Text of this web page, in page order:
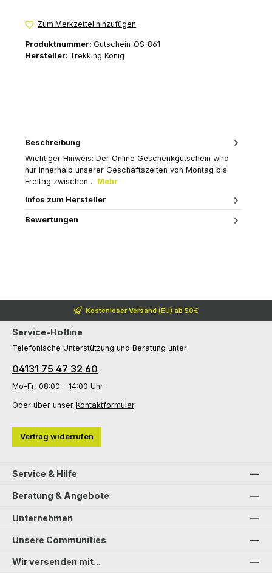
Zum Merkzettel hinzufügen
Produktnummer: Gutschein_OS_861
Hersteller: Trekking König
Beschreibung
Wichtiger Hinweis: Der Online Geschenkgutschein wird
nur innerhalb unserer Geschäftszeiten von Montag bis
Freitag zwischen… Mehr
Infos zum Hersteller
Bewertungen
Kostenloser Versand (EU) ab 50€
Service-Hotline
Telefonische Unterstützung und Beratung unter:
04131 75 47 32 60
Mo-Fr, 08:00 - 14:00 Uhr
Oder über unser Kontaktformular.
Vertrag widerrufen
Service & Hilfe
Beratung & Angebote
Unternehmen
Unsere Communities
Wir versenden mit...